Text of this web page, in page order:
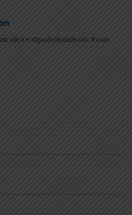
akan dipublikasikan. Ruas